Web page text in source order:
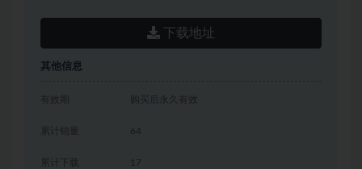
下载地址
其他信息
有效期 购买后永久有效
累计销量 64
累计下载 17